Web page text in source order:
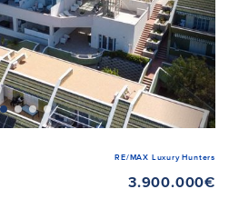
RE/MAX Luxury Hunters
3.900.000€